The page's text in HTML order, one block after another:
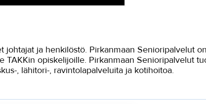
johtajat ja henkilöstö. Pirkanmaan Senioripalvelut
TAKKin opiskelijoille. Pirkanmaan Senioripalvelut
, lähitori-, ravintolapalveluita ja kotihoitoa.